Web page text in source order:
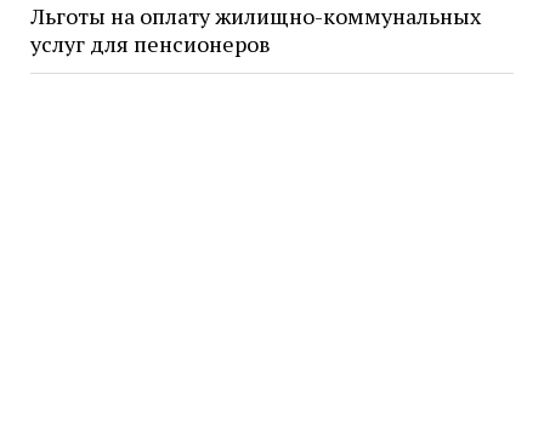
Льготы на оплату жилищно-коммунальных
услуг для пенсионеров